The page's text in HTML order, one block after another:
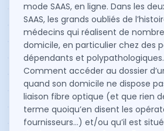
mode SAAS, en ligne. Dans les
SAAS, les grands oubliés de
médecins qui réalisent de
domicile, en particulier chez des
dépendants et
Comment accéder au dossier
quand son domicile ne dispose
liaison fibre optique (et que rien
terme quoiqu’en disent les
fournisseurs…) et/ou qu’il est